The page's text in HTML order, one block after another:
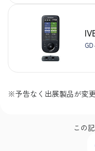
※予告なく出展製品が変
この